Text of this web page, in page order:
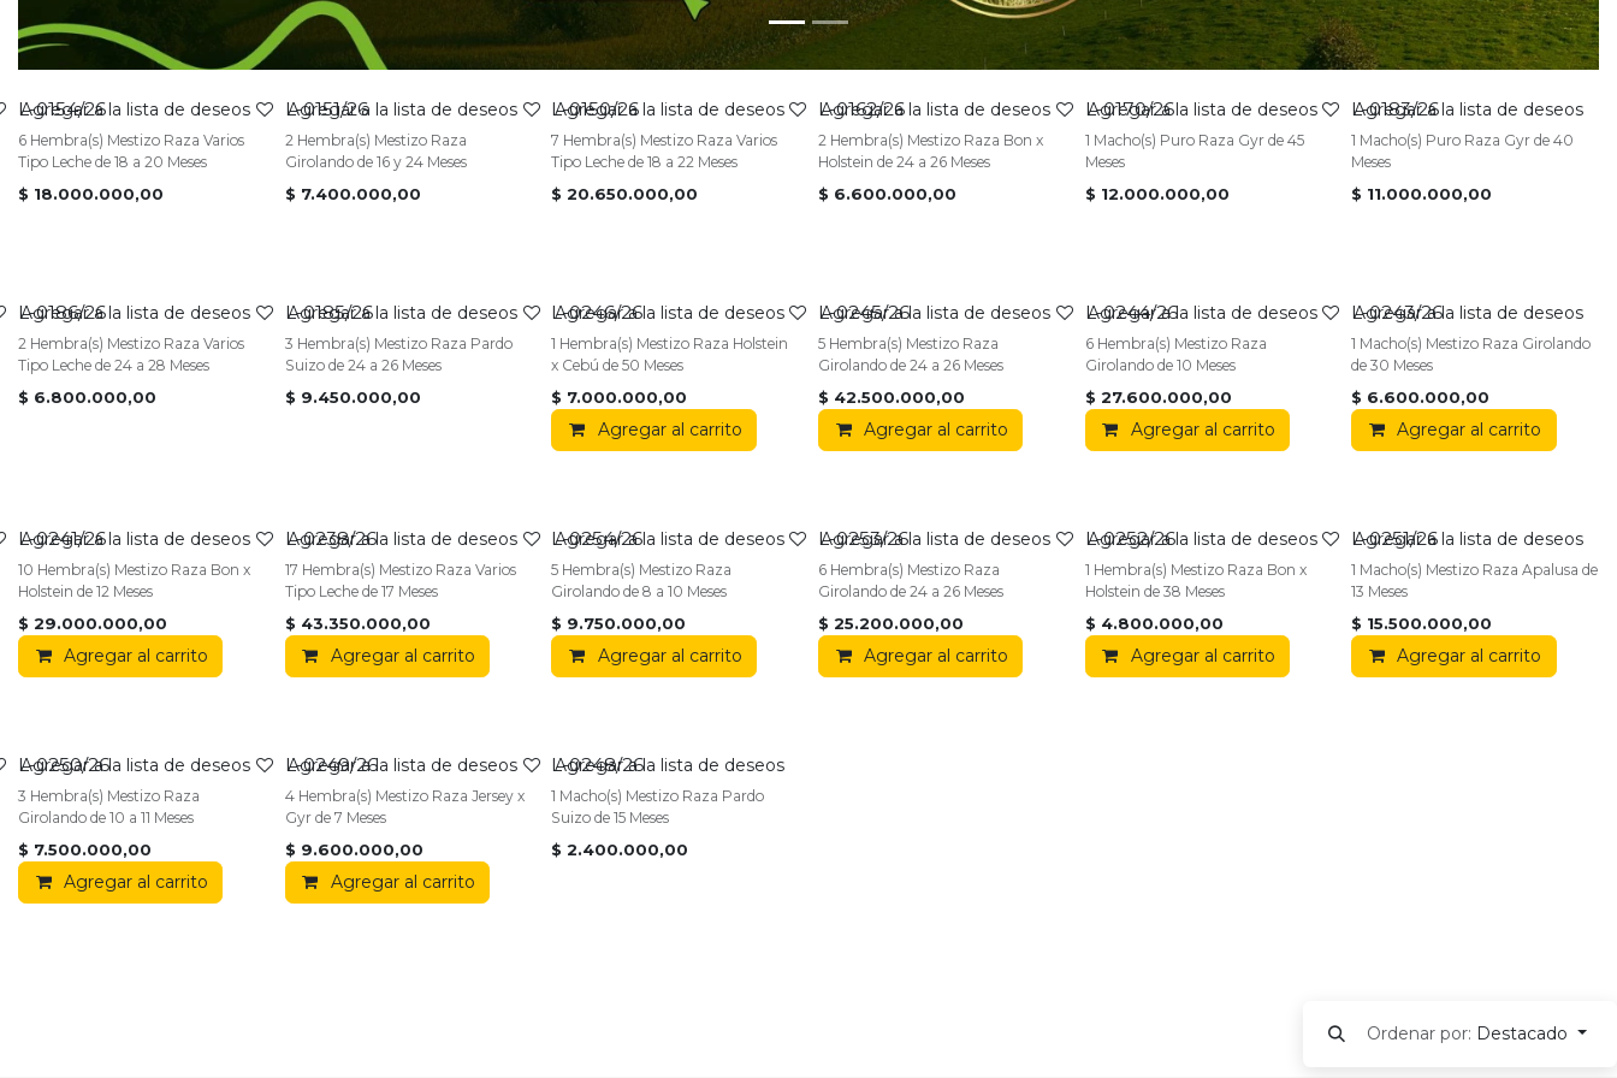
VENDIDO
L-0154/26
6 Hembra(s) Mestizo Raza Varios
Tipo Leche de 18 a 20 Meses
$ 18.000.000,00
Agregar a la lista de deseos VENDIDO
L-0151/26
2 Hembra(s) Mestizo Raza
Girolando de 16 y 24 Meses
$ 7.400.000,00
Agregar a la lista de deseos VENDIDO
L-0150/26
7 Hembra(s) Mestizo Raza Varios
Tipo Leche de 18 a 22 Meses
$20.650.000,00
Agregar a la lista de deseos VENDIDO
L-0162/26
2 Hembra(s) Mestizo Raza Bon x
Holstein de 24 a 26 Meses
$ 6.600.000,00
Agregar a la lista de deseos VENDIDO
L-0170/26
1 Macho(s) Puro Raza Gyr de 45
Meses
$ 12.000.000,00
Agregar a la lista de deseos VENDIDO
L-0183/26
1 Macho(s) Puro Raza Gyr de 40
Meses
$ 11.000.000,00
Agregar a la lista de deseos
VENDIDO
L-0186/26
2 Hembra(s) Mestizo Raza Varios
Tipo Leche de 24 a 28 Meses
$ 6.800.000,00
Agregar a la lista de deseos VENDIDO
L-0185/26
3 Hembra(s) Mestizo Raza Pardo
Suizo de 24 a 26 Meses
$ 9.450.000,00
Agregar a la lista de deseos L-0246/26
1 Hembra(s) Mestizo Raza Holstein
x Cebú de 50 Meses
$ 7.000.000,00
Agregar al carrito
Agregar a la lista de deseos L-0245/26
5 Hembra(s) Mestizo Raza
Girolando de 24 a 26 Meses
$ 42.500.000,00
Agregar al carrito
Agregar a la lista de deseos L-0244/26
6 Hembra(s) Mestizo Raza
Girolando de 10 Meses
$ 27.600.000,00
Agregar al carrito
Agregar a la lista de deseos L-0243/26
1 Macho(s) Mestizo Raza Girolando
de 30 Meses
$ 6.600.000,00
Agregar al carrito
Agregar a la lista de deseos
L-0241/26
10 Hembra(s) Mestizo Raza Bon x
Holstein de 12 Meses
$ 29.000.000,00
Agregar al carrito
Agregar a la lista de deseos L-0238/26
17 Hembra(s) Mestizo Raza Varios
Tipo Leche de 17 Meses
$ 43.350.000,00
Agregar al carrito
Agregar a la lista de deseos L-0254/26
5 Hembra(s) Mestizo Raza
Girolando de 8 a 10 Meses
$ 9.750.000,00
Agregar al carrito
Agregar a la lista de deseos L-0253/26
6 Hembra(s) Mestizo Raza
Girolando de 24 a 26 Meses
$ 25.200.000,00
Agregar al carrito
Agregar a la lista de deseos L-0252/26
1 Hembra(s) Mestizo Raza Bon x
Holstein de 38 Meses
$ 4.800.000,00
Agregar al carrito
Agregar a la lista de deseos L-0251/26
1 Macho(s) Mestizo Raza Apalusa de
13 Meses
$ 15.500.000,00
Agregar al carrito
Agregar a la lista de deseos
L-0250/26
3 Hembra(s) Mestizo Raza
Girolando de 10 a 11 Meses
$ 7.500.000,00
Agregar al carrito
Agregar a la lista de deseos L-0249/26
4 Hembra(s) Mestizo Raza Jersey x
Gyr de 7 Meses
$ 9.600.000,00
Agregar al carrito
Agregar a la lista de deseos VENDIDO
L-0248/26
1 Macho(s) Mestizo Raza Pardo
Suizo de 15 Meses
$2.400.000,00
Agregar a la lista de deseos
Ordenar por: Destacado